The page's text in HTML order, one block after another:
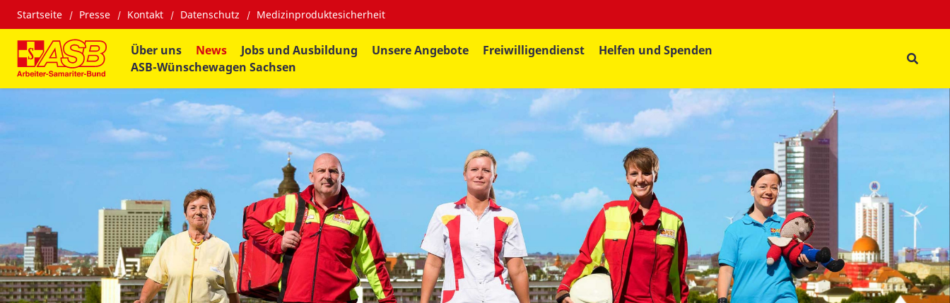
Startseite Presse Kontakt Datenschutz Medizinproduktesicherheit
Über uns News Jobs und Ausbildung Unsere Angebote Freiwilligendienst
Helfen und Spenden
ASB-Wünschewagen Sachsen